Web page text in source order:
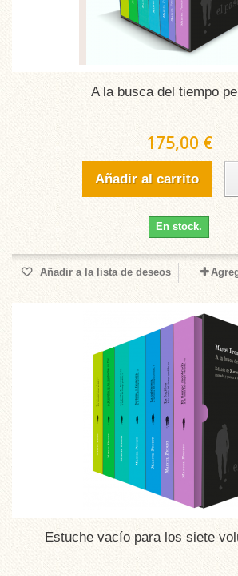
A la busca del tiempo
175,00 €
Añadir al carrito
En stock.
Añadir a la lista de deseos
Estuche vacío para los siete